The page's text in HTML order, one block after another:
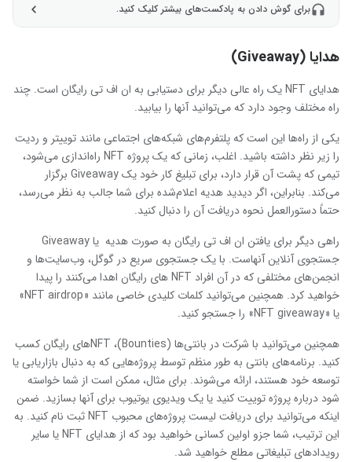
برای گوش دادن به پادکست‌های بیشتر کلیک کنید.
هدایا (Giveaway)
هدایای NFT یک راه عالی دیگر برای دستیابی به ان اف تی رایگان است. چند
راه مختلف وجود دارد که می‌توانید آنها را بیابید.
یکی از راه‌ها این است که پلتفرم‌های شبکه‌های اجتماعی مانند توییتر و ردیت
را زیر نظر داشته باشید. اغلب، زمانی که یک پروژه NFT راه‌اندازی می‌شود،
تیمی که پشت آن قرار دارد، برای تبلیغ کار خود یک Giveaway برگزار
می‌کند. بنابراین، اگر دیدید هدیه اعلام‌شده برای شما جالب به نظر می‌رسد،
حتماً دستورالعمل نحوه دریافت آن را دنبال کنید.
راهی دیگر برای یافتن ان اف تی رایگان به صورت هدیه یا Giveaway
جستجوی آنلاین آنهاست. با یک جستجوی سریع در گوگل، وب‌سایت‌ها و
انجمن‌های مختلفی که در آن افراد NFT های رایگان اهدا می‌کنند را پیدا
خواهید کرد. همچنین می‌توانید کلمات کلیدی خاصی مانند «NFT airdrop»
یا «NFT giveaway» را جستجو کنید.
همچنین می‌توانید با شرکت در بانتی‌ها (Bounties)، NFT‌های رایگان کسب
کنید. برنامه‌های بانتی‌ به طور منظم توسط پروژه‌هایی که به دنبال بازاریابی یا
توسعه خود هستند، ارائه می‌شوند. برای مثال، ممکن است از شما خواسته
شود درباره پروژه توییت کنید یا یک ویدیوی یوتیوب برای آنها بسازید. ضمن
اینکه می‌توانید برای دریافت لیست پروژه‌های محبوب NFT ثبت نام کنید. به
این ترتیب، شما جزو اولین کسانی خواهید بود که از هدایای NFT یا سایر
رویدادهای تبلیغاتی مطلع خواهید شد.